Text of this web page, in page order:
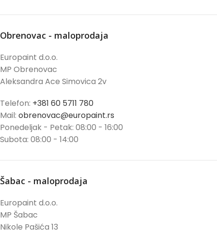
Obrenovac - maloprodaja
Europaint d.o.o.
MP Obrenovac
Aleksandra Ace Simovica 2v
Telefon: +381 60 5711 780
Mail: obrenovac@europaint.rs
Ponedeljak - Petak: 08:00 - 16:00
Subota: 08:00 - 14:00
Šabac - maloprodaja
Europaint d.o.o.
MP Šabac
Nikole Pašića 13